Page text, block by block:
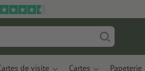
de visite Cartes Papeterie